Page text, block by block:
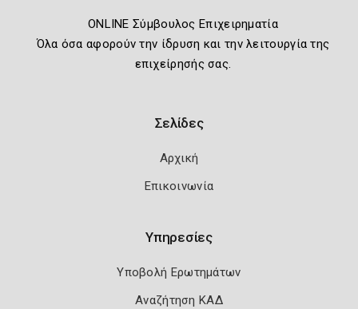
ONLINE Σύμβουλος Επιχειρηματία
Όλα όσα αφορούν την ίδρυση και την λειτουργία της
επιχείρησής σας.
Σελίδες
Αρχική
Επικοινωνία
Υπηρεσίες
Υποβολή Ερωτημάτων
Αναζήτηση ΚΑΔ